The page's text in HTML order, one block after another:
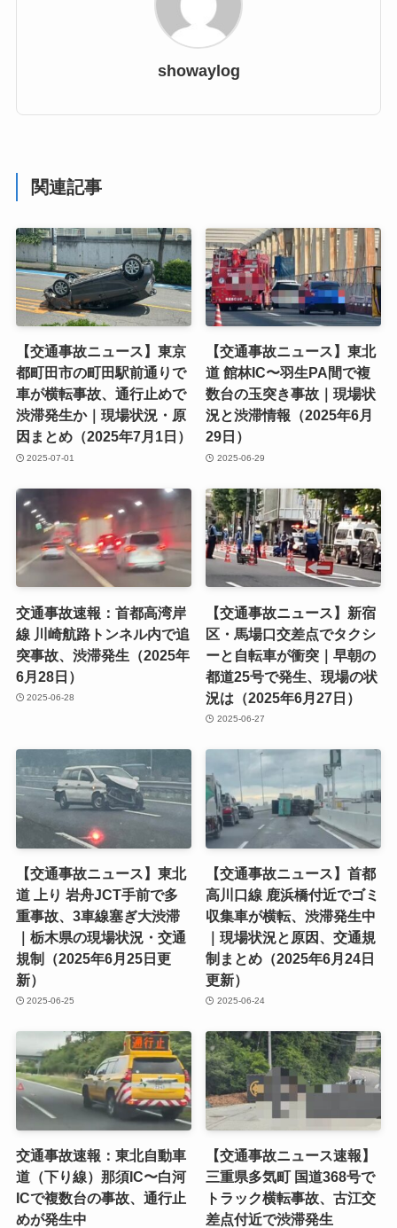
showaylog
関連記事
【交通事故ニュース】東京
都町田市の町田駅前通りで
車が横転事故、通行止めで
渋滞発生か｜現場状況・原
因まとめ（2025年7月1日）
2025-07-01
【交通事故ニュース】東北
道 館林IC〜羽生PA間で複
数台の玉突き事故｜現場状
況と渋滞情報（2025年6月
29日）
2025-06-29
交通事故速報：首都高湾岸
線 川崎航路トンネル内で追
突事故、渋滞発生（2025年
6月28日）
2025-06-28
【交通事故ニュース】新宿
区・馬場口交差点でタクシ
ーと自転車が衝突｜早朝の
都道25号で発生、現場の状
況は（2025年6月27日）
2025-06-27
【交通事故ニュース】東北
道 上り 岩舟JCT手前で多
重事故、3車線塞ぎ大渋滞
｜栃木県の現場状況・交通
規制（2025年6月25日更
新）
2025-06-25
【交通事故ニュース】首都
高川口線 鹿浜橋付近でゴミ
収集車が横転、渋滞発生中
｜現場状況と原因、交通規
制まとめ（2025年6月24日
更新）
2025-06-24
交通事故速報：東北自動車
道（下り線）那須IC〜白河
ICで複数台の事故、通行止
めが発生中
【交通事故ニュース速報】
三重県多気町 国道368号で
トラック横転事故、古江交
差点付近で渋滞発生